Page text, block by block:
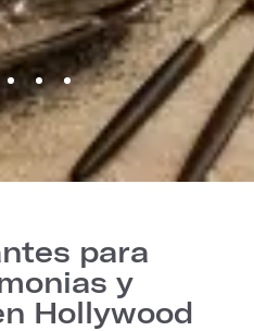
para
y
Hollywood